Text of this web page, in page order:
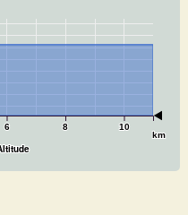
6 8 10
km